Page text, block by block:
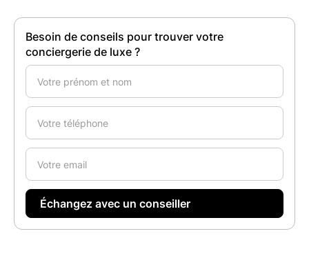
Besoin de conseils pour trouver votre
conciergerie de luxe ?